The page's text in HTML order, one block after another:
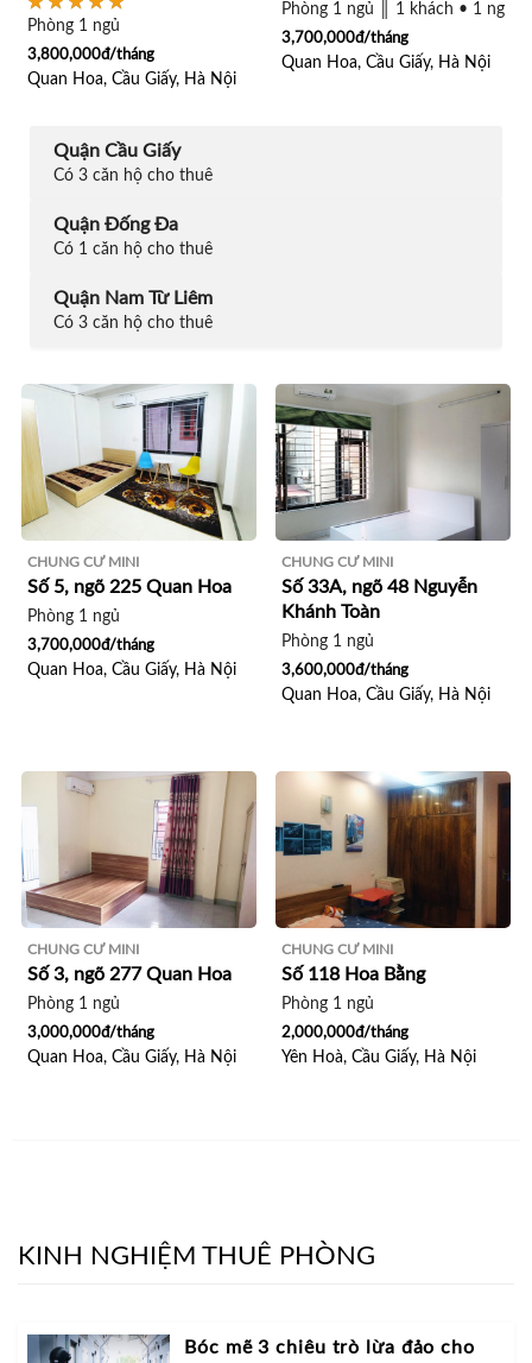
Phòng 1 ngủ
3,800,000đ/tháng
Quan Hoa, Cầu Giấy, Hà Nội
Phòng 1 ngủ ║ 1 khách • 1 ngủ
3,700,000đ/tháng
Quan Hoa, Cầu Giấy, Hà Nội
Quận Cầu Giấy
Có 3 căn hộ cho thuê
Quận Đống Đa
Có 1 căn hộ cho thuê
Quận Nam Từ Liêm
Có 3 căn hộ cho thuê
CHUNG CƯ MINI
Số 5, ngõ 225 Quan Hoa
Phòng 1 ngủ
3,700,000đ/tháng
Quan Hoa, Cầu Giấy, Hà Nội
CHUNG CƯ MINI
Số 33A, ngõ 48 Nguyễn
Khánh Toàn
Phòng 1 ngủ
3,600,000đ/tháng
Quan Hoa, Cầu Giấy, Hà Nội
CHUNG CƯ MINI
Số 3, ngõ 277 Quan Hoa
Phòng 1 ngủ
3,000,000đ/tháng
Quan Hoa, Cầu Giấy, Hà Nội
CHUNG CƯ MINI
Số 118 Hoa Bằng
Phòng 1 ngủ
2,000,000đ/tháng
Yên Hoà, Cầu Giấy, Hà Nội
KINH NGHIỆM THUÊ PHÒNG
Bóc mẽ 3 chiêu trò lừa đảo cho